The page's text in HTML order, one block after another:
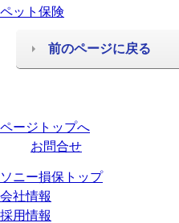
ペット保険
前のページに戻る
ページトップへ
お問合せ
ソニー損保トップ
会社情報
採用情報